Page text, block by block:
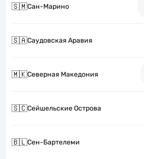
🇸🇲Сан-Марино
🇸🇦Саудовская Аравия
🇲🇰Северная Македония
🇸🇨Сейшельские Острова
🇧🇱Сен-Бартелеми